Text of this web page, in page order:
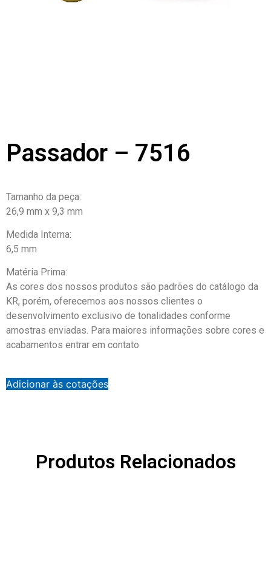
Passador – 7516
Tamanho da peça:
26,9 mm x 9,3 mm
Medida Interna:
6,5 mm
Matéria Prima:
As cores dos nossos produtos são padrões do catálogo da
KR, porém, oferecemos aos nossos clientes o
desenvolvimento exclusivo de tonalidades conforme
amostras enviadas. Para maiores informações sobre cores e
acabamentos entrar em contato
Adicionar às cotações
Produtos Relacionados